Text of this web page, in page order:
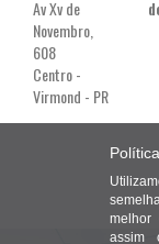
melhor
assim
Av Xv de
Novembro,
608
Centro -
Virmond - PR